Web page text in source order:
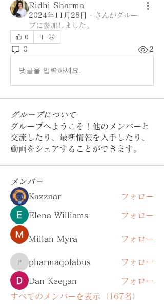
Ridhi Sharma
2024年11月28日 ·
さんがグルー
プに参加しました。
0
0 2
댓글을 입력하세요.
グループについて
グループへようこそ！他のメンバーと
交流したり、最新情報を入手したり、
動画をシェアすることができます。
メンバー
Kazzaar
フォロー
Elena Williams フォロー
Millan Myra フォロー
pharmaqolabus
pharmaqolabus フォロー
Dan Keegan
フォロー
すべてのメンバーを表示（167名）